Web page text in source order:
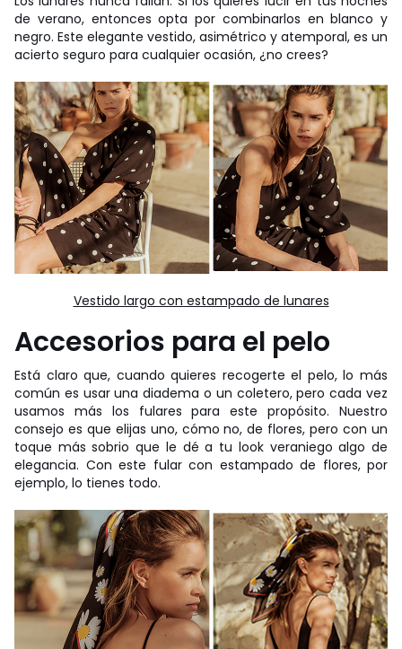
de verano, entonces opta por combinarlos en blanco y
negro. Este elegante vestido, asimétrico y atemporal, es un
acierto seguro para cualquier ocasión, ¿no crees?
Vestido largo con estampado de lunares
Accesorios para el pelo
Está claro que, cuando quieres recogerte el pelo, lo más
común es usar una diadema o un coletero, pero cada vez
usamos más los fulares para este propósito. Nuestro
consejo es que elijas uno, cómo no, de flores, pero con un
toque más sobrio que le dé a tu look veraniego algo de
elegancia. Con este fular con estampado de flores, por
ejemplo, lo tienes todo.